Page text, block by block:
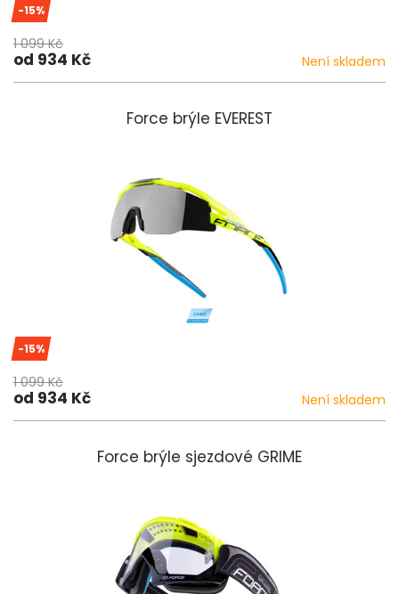
-15%
1 099 Kč
od 934 Kč Není skladem
Force brýle EVEREST
-15%
1 099 Kč
od 934 Kč Není skladem
Force brýle sjezdové GRIME